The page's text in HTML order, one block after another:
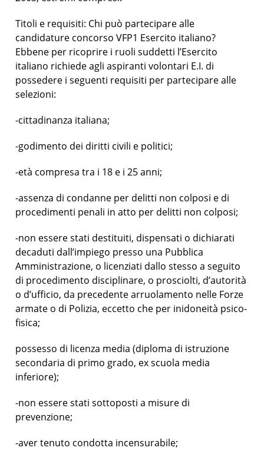
Titoli e requisiti: Chi può partecipare alle
candidature concorso VFP1 Esercito italiano?
Ebbene per ricoprire i ruoli suddetti l’Esercito
italiano richiede agli aspiranti volontari E.I. di
possedere i seguenti requisiti per partecipare alle
selezioni:
-cittadinanza italiana;
-godimento dei diritti civili e politici;
-età compresa tra i 18 e i 25 anni;
-assenza di condanne per delitti non colposi e di
procedimenti penali in atto per delitti non colposi;
-non essere stati destituiti, dispensati o dichiarati
decaduti dall’impiego presso una Pubblica
Amministrazione, o licenziati dallo stesso a seguito
di procedimento disciplinare, o prosciolti, d’autorità
o d’ufficio, da precedente arruolamento nelle Forze
armate o di Polizia, eccetto che per inidoneità psico-
fisica;
possesso di licenza media (diploma di istruzione
secondaria di primo grado, ex scuola media
inferiore);
-non essere stati sottoposti a misure di
prevenzione;
-aver tenuto condotta incensurabile;